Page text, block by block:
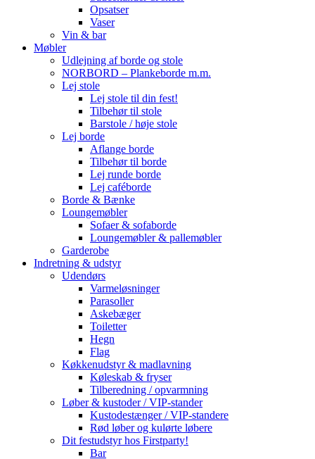
Opsatser
Vaser
Vin & bar
Møbler
Udlejning af borde og stole
NORBORD – Plankeborde m.m.
Lej stole
Lej stole til din fest!
Tilbehør til stole
Barstole / høje stole
Lej borde
Aflange borde
Tilbehør til borde
Lej runde borde
Lej caféborde
Borde & Bænke
Loungemøbler
Sofaer & sofaborde
Loungemøbler & pallemøbler
Garderobe
Indretning & udstyr
Udendørs
Varmeløsninger
Parasoller
Askebæger
Toiletter
Hegn
Flag
Køkkenudstyr & madlavning
Køleskab & fryser
Tilberedning / opvarmning
Løber & kustoder / VIP-stander
Kustodestænger / VIP-standere
Rød løber og kulørte løbere
Dit festudstyr hos Firstparty!
Bar